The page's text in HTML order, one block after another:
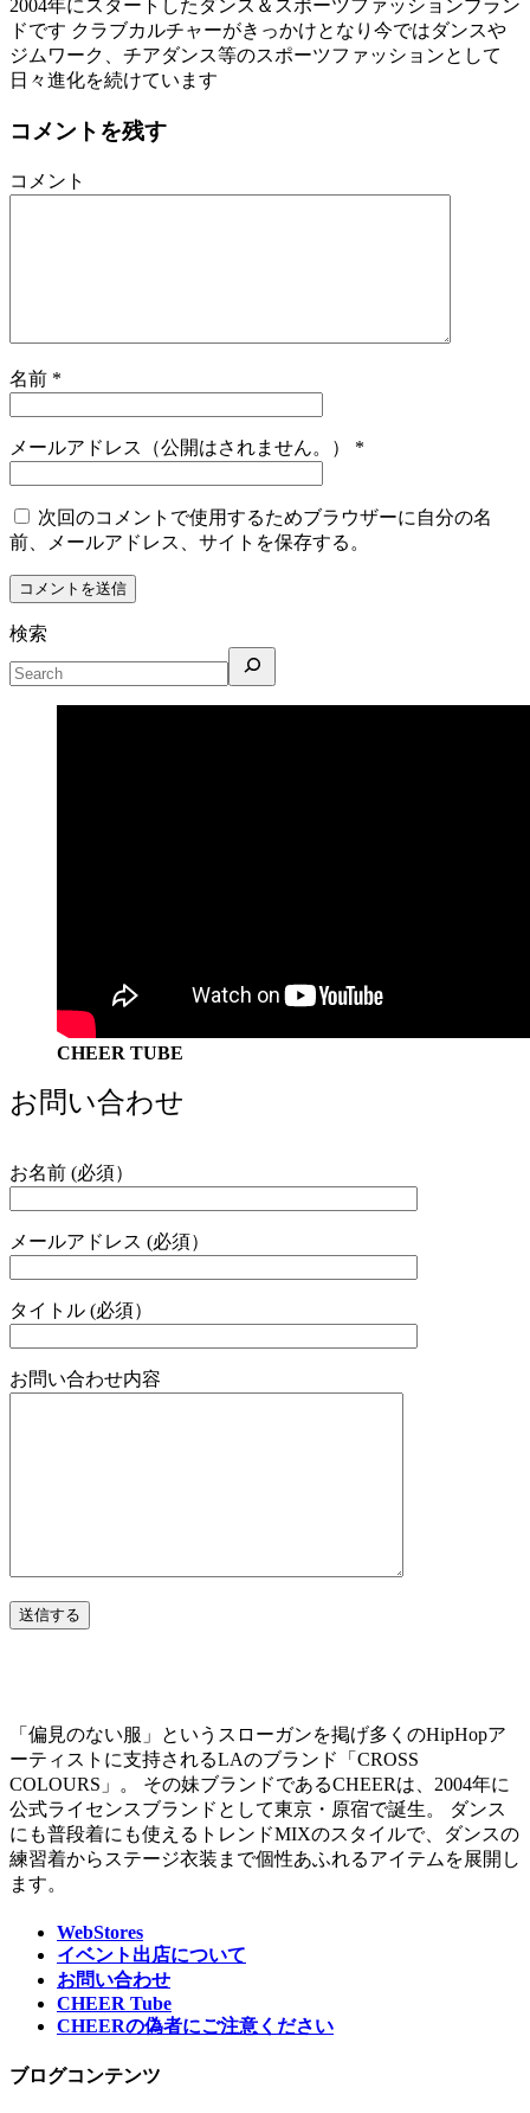
2004年にスタートしたダンス＆スポーツファッションブラン
ドです クラブカルチャーがきっかけとなり今ではダンスや
ジムワーク、チアダンス等のスポーツファッションとして
日々進化を続けています
コメントを残す
コメント
名前 *
メールアドレス（公開はされません。） *
次回のコメントで使用するためブラウザーに自分の名
前、メールアドレス、サイトを保存する。
検索
CHEER TUBE
お問い合わせ
お名前 (必須）
メールアドレス (必須）
タイトル (必須）
お問い合わせ内容
「偏見のない服」というスローガンを掲げ多くのHipHopア
ーティストに支持されるLAのブランド「CROSS
COLOURS」。 その妹ブランドであるCHEERは、2004年に
公式ライセンスブランドとして東京・原宿で誕生。 ダンス
にも普段着にも使えるトレンドMIXのスタイルで、ダンスの
練習着からステージ衣装まで個性あふれるアイテムを展開し
ます。
WebStores
イベント出店について
お問い合わせ
CHEER Tube
CHEERの偽者にご注意ください
ブログコンテンツ